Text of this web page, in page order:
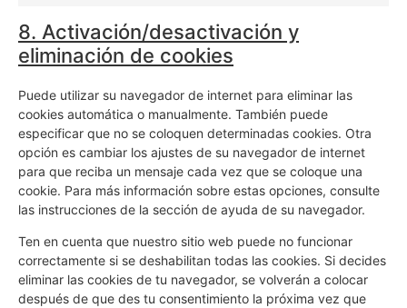
8. Activación/desactivación y
eliminación de cookies
Puede utilizar su navegador de internet para eliminar las
cookies automática o manualmente. También puede
especificar que no se coloquen determinadas cookies. Otra
opción es cambiar los ajustes de su navegador de internet
para que reciba un mensaje cada vez que se coloque una
cookie. Para más información sobre estas opciones, consulte
las instrucciones de la sección de ayuda de su navegador.
Ten en cuenta que nuestro sitio web puede no funcionar
correctamente si se deshabilitan todas las cookies. Si decides
eliminar las cookies de tu navegador, se volverán a colocar
después de que des tu consentimiento la próxima vez que